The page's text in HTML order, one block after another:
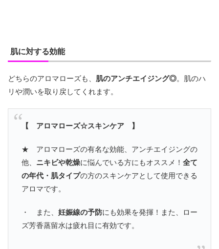
肌に対する効能
どちらのアロマローズも、 肌のアンチエイジング◎。肌のハ
リや潤いを取り戻してくれます。
【 アロマローズ☆スキンケア 】
★ アロマローズの有名な効能、アンチエイジングの
他、 ニキビや乾燥に悩んでいる方にもオススメ！ 全て
の年代・肌タイプの方のスキンケアとして使用できる
アロマです。
・ また、 妊娠線の予防にも効果を発揮！また、ロー
ズ芳香蒸留水は疲れ目に有効です。